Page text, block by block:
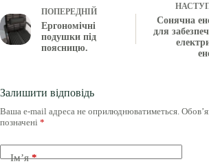
ПОПЕРЕДНІЙ
Ергономічні
подушки під
поясницю.
Сонячна
для
Залишити відповідь
Ваша e-mail адреса не оприлюднюватиметься.
позначені *
Ім’я*